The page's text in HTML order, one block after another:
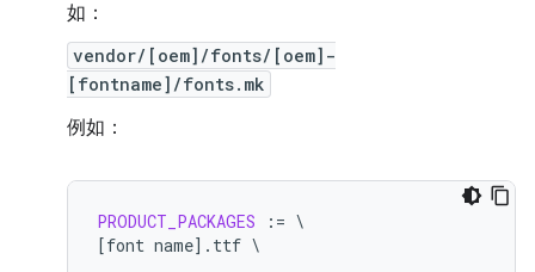
如：
vendor/[oem]/fonts/[oem]-
[fontname]/fonts.mk
例如：
PRODUCT_PACKAGES : =
[font name]. ttf \